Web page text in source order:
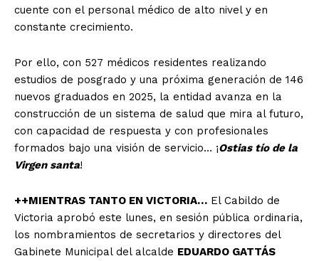
cuente con el personal médico de alto nivel y en
constante crecimiento.
Por ello, con 527 médicos residentes realizando
estudios de posgrado y una próxima generación de 146
nuevos graduados en 2025, la entidad avanza en la
construcción de un sistema de salud que mira al futuro,
con capacidad de respuesta y con profesionales
formados bajo una visión de servicio… ¡Ostias tío de la
Virgen santa!
++MIENTRAS TANTO EN VICTORIA… El Cabildo de
Victoria aprobó este lunes, en sesión pública ordinaria,
los nombramientos de secretarios y directores del
Gabinete Municipal del alcalde EDUARDO GATTÁS